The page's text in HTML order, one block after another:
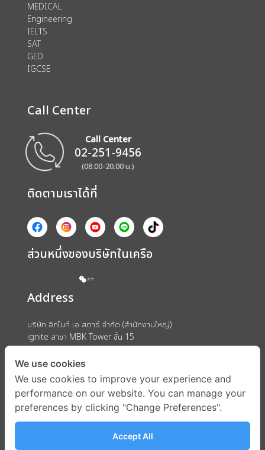
MEDICAL
Engineering
IELTS
SAT
GED
IGCSE
Call Center
Call Center
02-251-9456
(08.00-20.00 น.)
ติดตามเราได้ที่
ส่วนหนึ่งของบริษัทในเครือ
Address
บริษัท อิกไนท์ เอ สตาร์ จำกัด (สำนักงานใหญ่)
ignite สาขา MBK Tower ชั้น 15
ถนนพญาไท แขวงวังใหม่ เขตปทุมวัน กรุงเทพมหานคร 10330
We use cookies
We use cookies to improve your experience and
performance on our website. You can manage your
preferences by clicking "Change Preferences".
Accept All